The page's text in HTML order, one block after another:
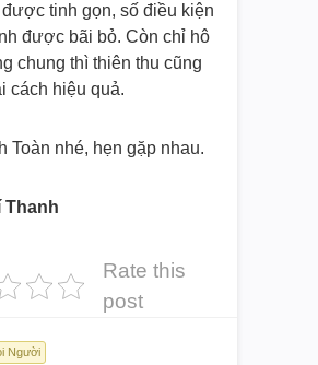
được tinh gọn, số điều kiện
được bãi bỏ. Còn chỉ hô
chung thì thiên thu cũng
cách hiệu quả.
Toàn nhé, hẹn gặp nhau.
Thanh
Rate this
post
Người